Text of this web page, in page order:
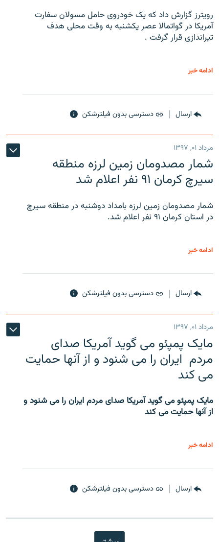
رویترز گزارش داد که یک خودروی حامل مسولان سفارت
آمریکا در گواتمالا عصر یکشنبه به وقت محلی هدف
تیراندازی قرار گرفت .
ادامه خبر
ارسال دسترسی بدون فیلترشکن
مرداد ۰۱, ۱۳۹۷
شمار مصدومان زمین لرزه منطقه
سیرچ کرمان ۹۱ نفر اعلام شد
شمار مصدومان زمین لرزه بامداد دوشنبه در منطقه سیرچ
در استان کرمان ۹۱ نفر اعلام شد.
ادامه خبر
ارسال دسترسی بدون فیلترشکن
مرداد ۰۱, ۱۳۹۷
مایک پمپئو می گوید آمریکا صدای
مردم ایران را می شنود و از آنها حمایت
می کند
مایک پمپئو می گوید آمریکا صدای مردم ایران را می شنود و
از آنها حمایت می کند
ادامه خبر
ارسال دسترسی بدون فیلترشکن